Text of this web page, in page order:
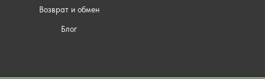
Возврат и обмен
Блог